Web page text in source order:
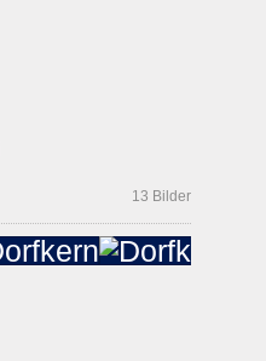
13 Bilder